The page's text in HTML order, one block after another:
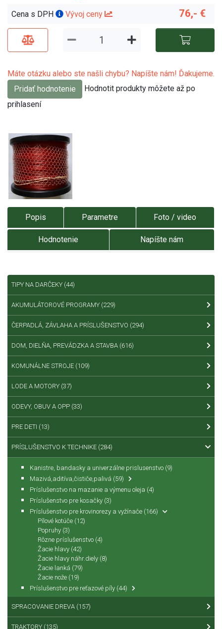
Cena s DPH 76,- €
Vývoj ceny
Máte otázku alebo ste našli chybu? Napíšte nám! Ďakujeme.
Pridať hodnotenie
Hodnotit produkty môžete až po
prihlasení
Popis Parametre Foto / video
Hodnotenie Napíšte nám
TIPY NA DARČEKY (44)
AKUMULÁTOROVÉ PROGRAMY (229)
ČERPADLÁ, ZÁVLAHA A PRÍSLUŠENSTVO (294)
DOM, DIELŇA, PREVÁDZKA A STAVBA (616)
KOMUNÁLNE STROJE (109)
LODE A MOTORY (37)
ODEVY, OBUV A OPP (33)
PRE DETI (13)
PRÍSLUŠENSTVO K TECHNIKE (284)
Kanistre, bandasky a univerzálne prislusenstvo (9)
Mazivá,aditíva,čističe,palivá (59)
Príslušenstvo na mazanie a výmenu oleja (4)
Príslušenstvo pre kosačky (3)
Príslušenstvo pre krovinorezy a vyžínače (166)
Pílové kotúče (12)
Popruhy (3)
Rôzne príslušenstvo (4)
Žacie hlavy (42)
Žacie hlavy náhr.diely (8)
Žacie lanká (79)
Žacie nože (19)
Príslušenstvo pre reťazové píly (44)
SPRACOVANIE DREVA (157)
TRAKTORY (135)